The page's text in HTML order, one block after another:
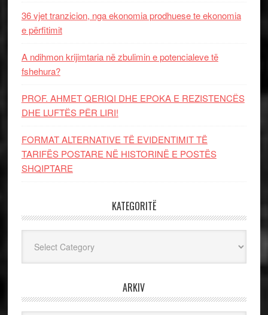
36 vjet tranzicion, nga ekonomia prodhuese te ekonomia
e përfitimit
A ndihmon krijimtaria në zbulimin e potencialeve të
fshehura?
PROF. AHMET QERIQI DHE EPOKA E REZISTENCЁS
DHE LUFTЁS PЁR LIRI!
FORMAT ALTERNATIVE TË EVIDENTIMIT TË
TARIFËS POSTARE NË HISTORINË E POSTËS
SHQIPTARE
KATEGORITË
ARKIV